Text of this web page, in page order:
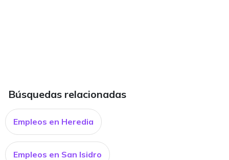
Búsquedas relacionadas
Empleos en Heredia
Empleos en San Isidro